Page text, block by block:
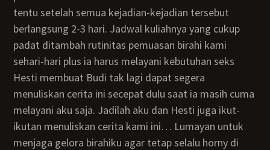
tentu setelah semua kejadian-kejadian tersebut
berlangsung 2-3 hari. Jadwal kuliahnya yang cukup
padat ditambah rutinitas pemuasan birahi kami
sehari-hari plus ia harus melayani kebutuhan seks
Hesti membuat Budi tak lagi dapat segera
menuliskan cerita ini secepat dulu saat ia masih cuma
melayani aku saja. Jadilah aku dan Hesti juga ikut-
ikutan menuliskan cerita kami ini… Lumayan untuk
menjaga gelora birahiku agar tetap selalu horny di